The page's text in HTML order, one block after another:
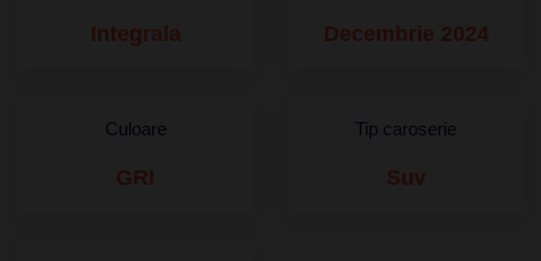
Integrala Decembrie 2024
Culoare
GRI
Tip caroserie
Suv